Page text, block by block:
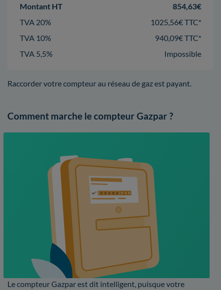
Montant HT
854,63€
TVA 20%
1025,56€ TTC*
TVA 10%
940,09€ TTC*
TVA 5,5%
Impossible
Raccorder votre compteur au réseau de gaz est payant.
Comment marche le compteur Gazpar ?
Le compteur Gazpar est dit intelligent, puisque votre